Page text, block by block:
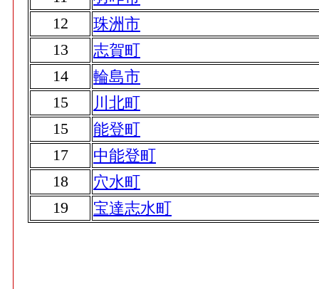
12
珠洲市
13
志賀町
14
輪島市
15
川北町
15
能登町
17
中能登町
18
穴水町
19
宝達志水町